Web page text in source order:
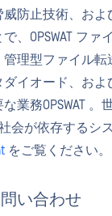
防止技術、およ
、OPSWAT ファ
理型ファイル転
ダイオード、およ
業務OPSWAT 。
会が依存するシ
をご覧ください。
い合わせ